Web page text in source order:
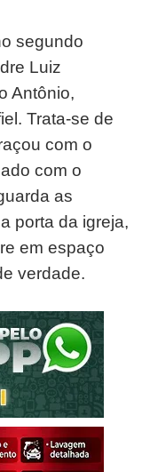
segundo
Luiz
Antônio,
Trata-se de
com o
com o
as
porta da igreja,
em espaço
verdade.